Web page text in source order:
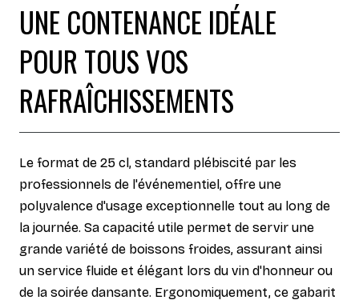
UNE CONTENANCE IDÉALE
POUR TOUS VOS
RAFRAÎCHISSEMENTS
Le format de 25 cl, standard plébiscité par les
professionnels de l'événementiel, offre une
polyvalence d'usage exceptionnelle tout au long de
la journée. Sa capacité utile permet de servir une
grande variété de boissons froides, assurant ainsi
un service fluide et élégant lors du vin d'honneur ou
de la soirée dansante. Ergonomiquement, ce gabarit